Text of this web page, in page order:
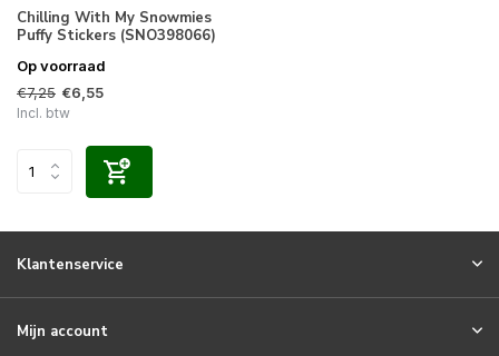
Chilling With My Snowmies
Puffy Stickers (SNO398066)
Op voorraad
€7,25 €6,55
Incl. btw
Klantenservice
Mijn account